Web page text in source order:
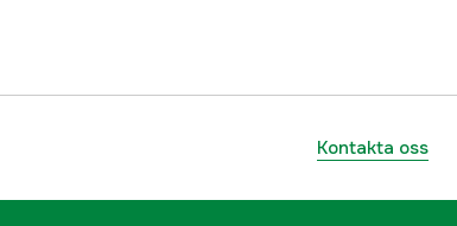
Kontakta oss